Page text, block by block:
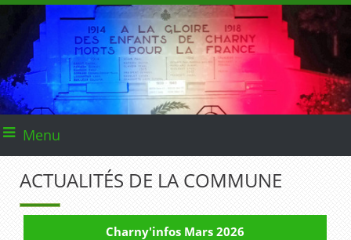
Menu
ACTUALITÉS DE LA COMMUNE
Charny'infos Mars 2026